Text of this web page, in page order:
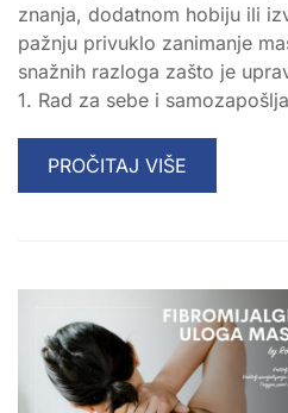
znanja, dodatnom hobiju ili
pažnju privuklo zanimanje
snažnih razloga zašto je
1. Rad za sebe i
READ
MORE
ODABRATI
ZANIMANJE
MASERA
PROČITAJ VIŠE